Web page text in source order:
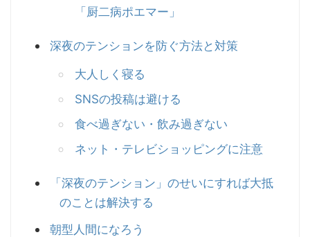
「厨二病ポエマー」
深夜のテンションを防ぐ方法と対策
大人しく寝る
SNSの投稿は避ける
食べ過ぎない・飲み過ぎない
ネット・テレビショッピングに注意
「深夜のテンション」のせいにすれば大抵
のことは解決する
朝型人間になろう